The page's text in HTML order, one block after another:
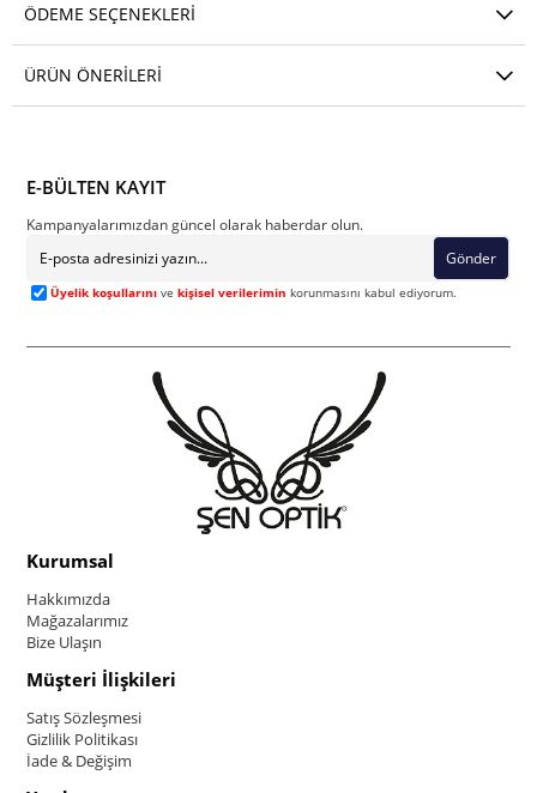
ÖDEME SEÇENEKLERI
ÜRÜN ÖNERILERI
E-BÜLTEN KAYIT
Kampanyalarımızdan güncel olarak haberdar olun.
Gönder
Üyelik koşullarını vekişisel verilerimin korunmasını kabul ediyorum.
Kurumsal
Hakkımızda
Mağazalarımız
Bize Ulaşın
Müşteri İlişkileri
Satış Sözleşmesi
Gizlilik Politikası
İade & Değişim